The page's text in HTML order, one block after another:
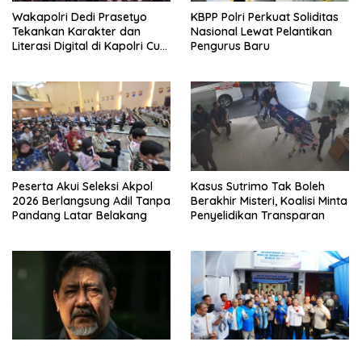
Wakapolri Dedi Prasetyo
Tekankan Karakter dan
Literasi Digital di Kapolri Cup
KBPP Polri Perkuat Soliditas
Nasional Lewat Pelantikan
Pengurus Baru
Peserta Akui Seleksi Akpol
2026 Berlangsung Adil Tanpa
Pandang Latar Belakang
Kasus Sutrimo Tak Boleh
Berakhir Misteri, Koalisi Minta
Penyelidikan Transparan